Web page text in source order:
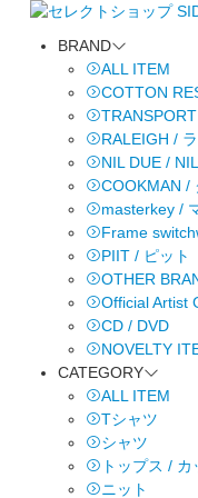
BRAND
ALL ITEM
COTTON
RALEIGH /
NIL DUE /
COOKMAN /
masterkey /
Frame
PIIT / ピット
OTHER
Official Artist
CD / DVD
NOVELTY
CATEGORY
ALL ITEM
Tシャツ
シャツ
トップス / カ
ニット